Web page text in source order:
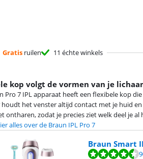
Gratis ruilen 11 échte winkels
kop volgt de vormen van je
Pro 7 IPL apparaat heeft een flexibele kop
het venster altijd contact met je huid en
ontharen, zodat je precies ziet welk deel je al
alles over de Braun IPL Pro 7
Braun Smart